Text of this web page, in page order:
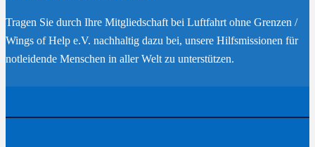
Tragen Sie durch Ihre Mitgliedschaft bei Luftfahrt ohne Grenzen /
Wings of Help e.V. nachhaltig dazu bei, unsere Hilfsmissionen für
notleidende Menschen in aller Welt zu unterstützen.